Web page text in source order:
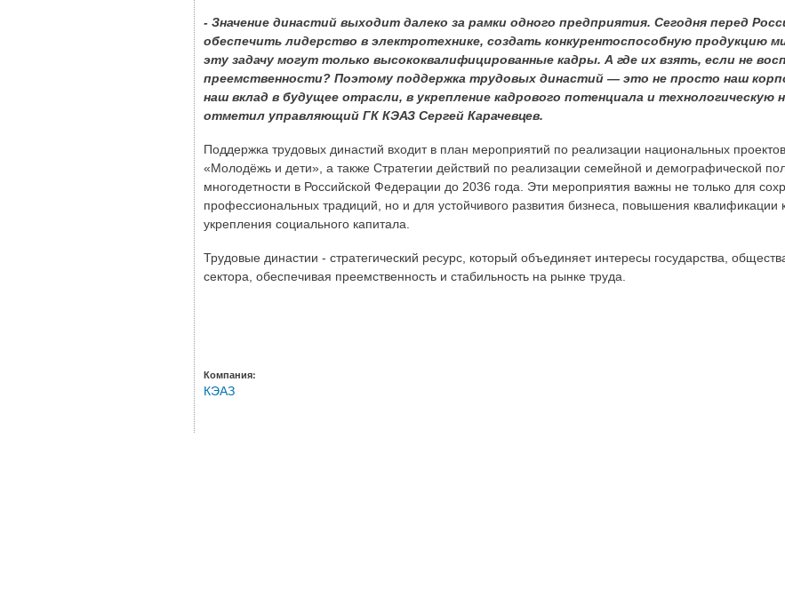
- Значение династий выходит далеко за рамки одного предприятия. Сегодня перед
обеспечить лидерство в электротехнике, создать конкурентоспособную продукцию
эту задачу могут только высококвалифицированные кадры. А где их взять, если не
преемственности? Поэтому поддержка трудовых династий — это не просто наш
наш вклад в будущее отрасли, в укрепление кадрового потенциала и технологическую
отметил управляющий ГК КЭАЗ Сергей Карачевцев.
Поддержка трудовых династий входит в план мероприятий по реализации национальных
«Молодёжь и дети», а также Стратегии действий по реализации семейной и демографической
многодетности в Российской Федерации до 2036 года. Эти мероприятия важны не только для
профессиональных традиций, но и для устойчивого развития бизнеса, повышения квалификации
укрепления социального капитала.
Трудовые династии - стратегический ресурс, который объединяет интересы государства,
сектора, обеспечивая преемственность и стабильность на рынке труда.
Компания:
КЭАЗ